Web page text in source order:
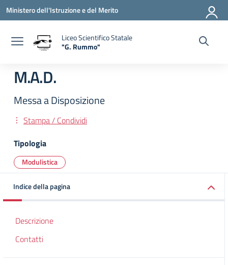
Vai ai contenuti
Vai al menu di navigazione
Vai al footer
Ministero dell'Istruzione e del Merito
Liceo Scientifico Statale
"G. Rummo"
M.A.D.
Messa a Disposizione
Stampa / Condividi
Tipologia
Modulistica
Indice della pagina
Descrizione
Contatti